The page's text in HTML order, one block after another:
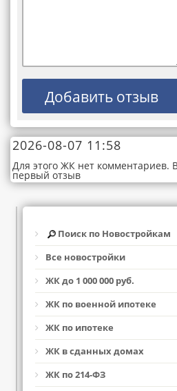
2026-08-07 11:58
Для этого ЖК нет комментариев.
первый отзыв
Поиск по Новостройкам
Все новостройки
ЖК до 1 000 000 руб.
ЖК по военной ипотеке
ЖК по ипотеке
ЖК в сданных домах
ЖК по 214-ФЗ